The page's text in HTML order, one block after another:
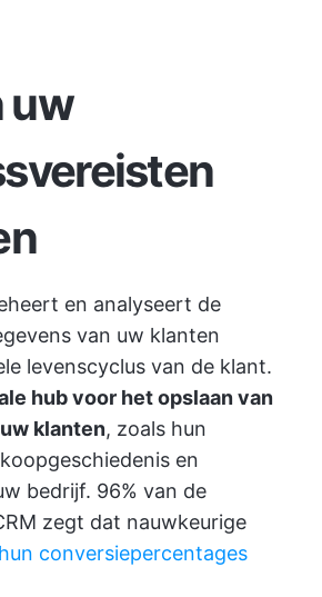
uw
en analyseert de
van uw klanten
levenscyclus van de klant.
hub voor het opslaan van
klanten, zoals hun
en
bedrijf. 96% van de
zegt dat nauwkeurige
conversiepercentages